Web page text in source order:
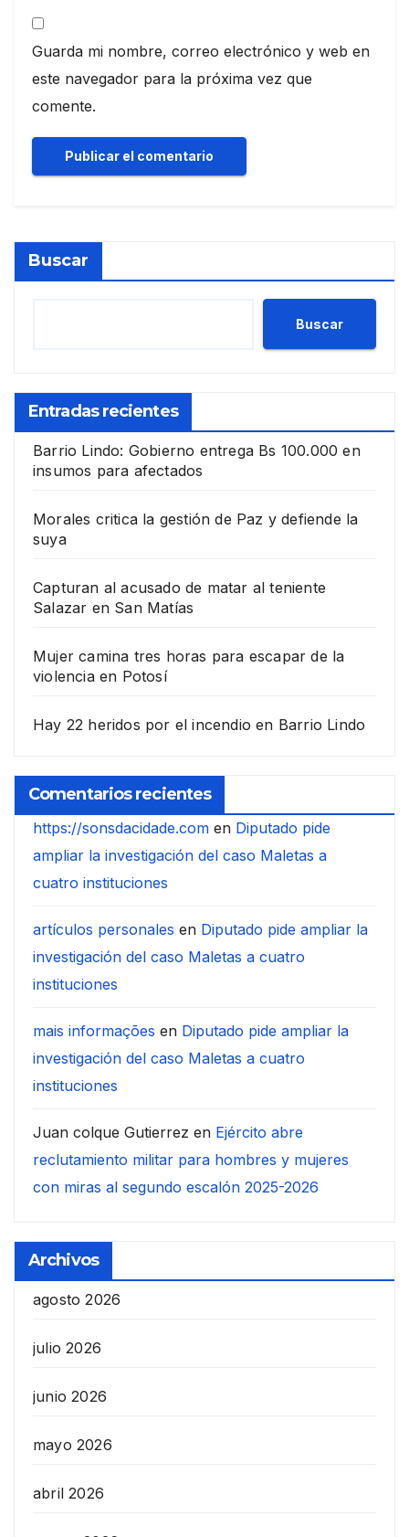
Guarda mi nombre, correo electrónico y web en
este navegador para la próxima vez que
comente.
Buscar
Buscar
Entradas recientes
Barrio Lindo: Gobierno entrega Bs 100.000 en
insumos para afectados
Morales critica la gestión de Paz y defiende la
suya
Capturan al acusado de matar al teniente
Salazar en San Matías
Mujer camina tres horas para escapar de la
violencia en Potosí
Hay 22 heridos por el incendio en Barrio Lindo
Comentarios recientes
https://sonsdacidade.com en Diputado pide
ampliar la investigación del caso Maletas a
cuatro instituciones
artículos personales en Diputado pide ampliar la
investigación del caso Maletas a cuatro
instituciones
mais informações en Diputado pide ampliar la
investigación del caso Maletas a cuatro
instituciones
Juan colque Gutierrez en Ejército abre
reclutamiento militar para hombres y mujeres
con miras al segundo escalón 2025-2026
Archivos
agosto 2026
julio 2026
junio 2026
mayo 2026
abril 2026